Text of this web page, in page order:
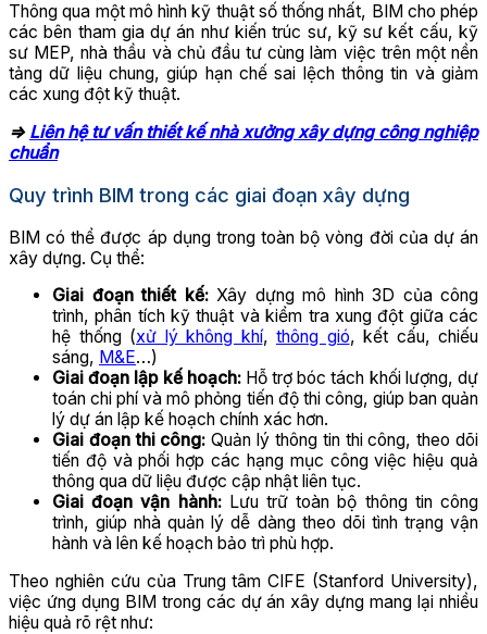
Thông qua một mô hình kỹ thuật số thống nhất, BIM cho phép
các bên tham gia dự án như kiến trúc sư, kỹ sư kết cấu, kỹ
sư MEP, nhà thầu và chủ đầu tư cùng làm việc trên một nền
tảng dữ liệu chung, giúp hạn chế sai lệch thông tin và giảm
các xung đột kỹ thuật.
=> Liên hệ tư vấn thiết kế nhà xưởng xây dựng công nghiệp
chuẩn
Quy trình BIM trong các giai đoạn xây dựng
BIM có thể được áp dụng trong toàn bộ vòng đời của dự án
xây dựng. Cụ thể:
Giai đoạn thiết kế:Xây dựng mô hình 3D của công
trình, phân tích kỹ thuật và kiểm tra xung đột giữa các
hệ thống (xử lý không khí, thông gió, kết cấu, chiếu
sáng, M&E…)
Giai đoạn lập kế hoạch:Hỗ trợ bóc tách khối lượng, dự
toán chi phí và mô phỏng tiến độ thi công, giúp ban quản
lý dự án lập kế hoạch chính xác hơn.
Giai đoạn thi công: Quản lý thông tin thi công, theo dõi
tiến độ và phối hợp các hạng mục công việc hiệu quả
thông qua dữ liệu được cập nhật liên tục.
Giai đoạn vận hành:Lưu trữ toàn bộ thông tin công
trình, giúp nhà quản lý dễ dàng theo dõi tình trạng vận
hành và lên kế hoạch bảo trì phù hợp.
Theo nghiên cứu của Trung tâm CIFE (Stanford University),
việc ứng dụng BIM trong các dự án xây dựng mang lại nhiều
hiệu quả rõ rệt như: